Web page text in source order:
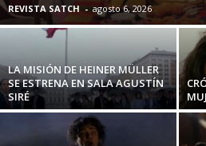
REVISTA SATCH - agosto 6, 2026
LA MISIÓN DE HEINER MÜLLER
SE ESTRENA EN SALA AGUSTÍN
SIRÉ